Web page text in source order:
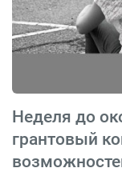
Неделя до
грантовый